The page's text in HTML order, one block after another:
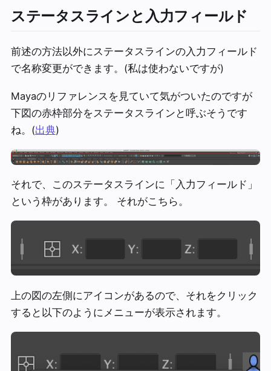
ステータスラインと入力フィールド
前述の方法以外にステータスラインの入力フィールド
で名称変更ができます。(私は使わないですが)
Mayaのリファレンスを見ていて気がついたのですが
下図の赤枠部分をステータスラインと呼ぶそうです
ね。(出典)
それで、このステータスラインに「入力フィールド」
という枠があります。 それがこちら。
上の図の左側にアイコンがあるので、それをクリック
すると以下のようにメニューが表示されます。